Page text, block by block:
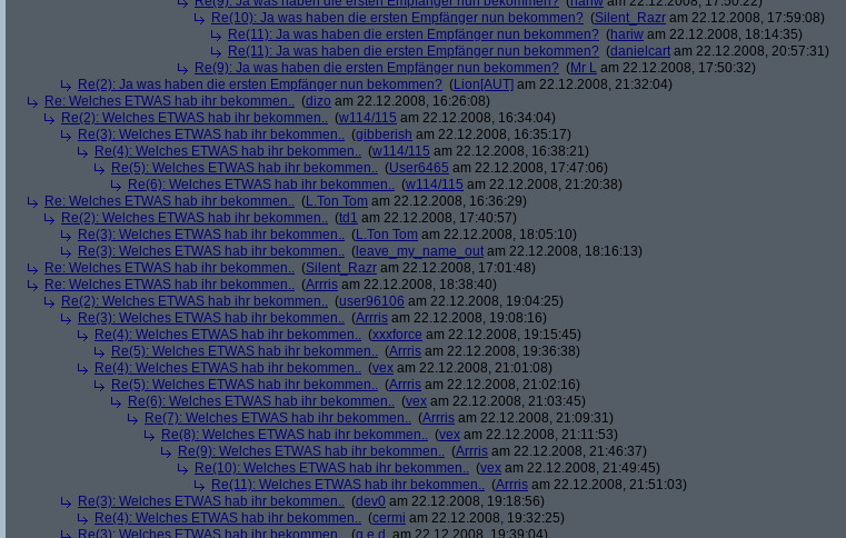
Re(10): Ja was haben die ersten Empfänger nun bekommen? (Silent_Razr am 22.12.2008, 17:59:08)
Re(11): Ja was haben die ersten Empfänger nun bekommen? (hariw am 22.12.2008, 18:14:35)
Re(11): Ja was haben die ersten Empfänger nun bekommen? (danielcart am 22.12.2008, 20:57:31)
Re(9): Ja was haben die ersten Empfänger nun bekommen? (Mr L am 22.12.2008, 17:50:32)
Re(2): Ja was haben die ersten Empfänger nun bekommen? (Lion[AUT] am 22.12.2008, 21:32:04)
Re: Welches ETWAS hab ihr bekommen.. (dizo am 22.12.2008, 16:26:08)
Re(2): Welches ETWAS hab ihr bekommen.. (w114/115 am 22.12.2008, 16:34:04)
Re(3): Welches ETWAS hab ihr bekommen.. (gibberish am 22.12.2008, 16:35:17)
Re(4): Welches ETWAS hab ihr bekommen.. (w114/115 am 22.12.2008, 16:38:21)
Re(5): Welches ETWAS hab ihr bekommen.. (User6465 am 22.12.2008, 17:47:06)
Re(6): Welches ETWAS hab ihr bekommen.. (w114/115 am 22.12.2008, 21:20:38)
Re: Welches ETWAS hab ihr bekommen.. (L.Ton Tom am 22.12.2008, 16:36:29)
Re(2): Welches ETWAS hab ihr bekommen.. (td1 am 22.12.2008, 17:40:57)
Re(3): Welches ETWAS hab ihr bekommen.. (L.Ton Tom am 22.12.2008, 18:05:10)
Re(3): Welches ETWAS hab ihr bekommen.. ( leave_my_name_out am 22.12.2008, 18:16:13)
Re: Welches ETWAS hab ihr bekommen.. (Silent_Razr am 22.12.2008, 17:01:48)
Re: Welches ETWAS hab ihr bekommen.. (Arrris am 22.12.2008, 18:38:40)
Re(2): Welches ETWAS hab ihr bekommen.. (user96106 am 22.12.2008, 19:04:25)
Re(3): Welches ETWAS hab ihr bekommen.. (Arrris am 22.12.2008, 19:08:16)
Re(4): Welches ETWAS hab ihr bekommen.. (xxxforce am 22.12.2008, 19:15:45)
Re(5): Welches ETWAS hab ihr bekommen.. (Arrris am 22.12.2008, 19:36:38)
Re(4): Welches ETWAS hab ihr bekommen.. (vex am 22.12.2008, 21:01:08)
Re(5): Welches ETWAS hab ihr bekommen.. (Arrris am 22.12.2008, 21:02:16)
Re(6): Welches ETWAS hab ihr bekommen.. (vex am 22.12.2008, 21:03:45)
Re(7): Welches ETWAS hab ihr bekommen.. (Arrris am 22.12.2008, 21:09:31)
Re(8): Welches ETWAS hab ihr bekommen.. (vex am 22.12.2008, 21:11:53)
Re(9): Welches ETWAS hab ihr bekommen.. (Arrris am 22.12.2008, 21:46:37)
Re(10): Welches ETWAS hab ihr bekommen.. (vex am 22.12.2008, 21:49:45)
Re(11): Welches ETWAS hab ihr bekommen.. (Arrris am 22.12.2008, 21:51:03)
Re(3): Welches ETWAS hab ihr bekommen.. (dev0 am 22.12.2008, 19:18:56)
Re(4): Welches ETWAS hab ihr bekommen.. (cermi am 22.12.2008, 19:32:25)
Re(3): Welches ETWAS hab ihr bekommen.. (q.e.d. am 22.12.2008, 19:39:04)